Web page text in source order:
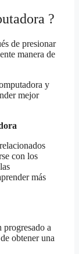
?
de presionar
manera de
y
mejor
con los
más
progresado a
obtener una